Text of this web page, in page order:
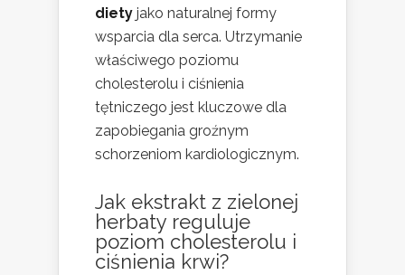
diety jako naturalnej formy
wsparcia dla serca. Utrzymanie
właściwego poziomu
cholesterolu i ciśnienia
tętniczego jest kluczowe dla
zapobiegania groźnym
schorzeniom kardiologicznym.
Jak ekstrakt z zielonej
herbaty reguluje
poziom cholesterolu i
ciśnienia krwi?